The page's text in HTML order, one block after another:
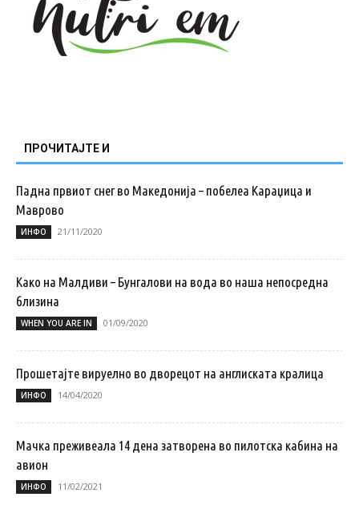
ПРОЧИТАЈТЕ И
Падна првиот снег во Македонија – побелеа Караџица и
Маврово
ИНФО 21/11/2020
Како на Малдиви – Бунгалови на вода во наша непосредна
близина
WHEN YOU ARE IN 01/09/2020
Прошетајте вируелно во дворецот на англиската кралица
ИНФО 14/04/2020
Мачка преживеала 14 дена затворена во пилотска кабина на
авион
ИНФО 11/02/2021